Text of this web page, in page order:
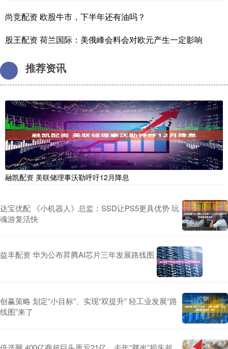
尚竞配资 欧股牛市，下半年还有油吗？
股王配资 荷兰国际：美俄峰会料会对欧元产生一定影响
推荐资讯
融凯配资 美联储理事沃勒呼吁12月降息
达宝优配 《小机器人》总监：SSD让PS5更具优势 玩
魂游复活快
益丰配资 华为公布昇腾AI芯片三年发展路线图
创赢策略 划定“小目标”、实现“双提升” 轻工业发展“路
线图”来了